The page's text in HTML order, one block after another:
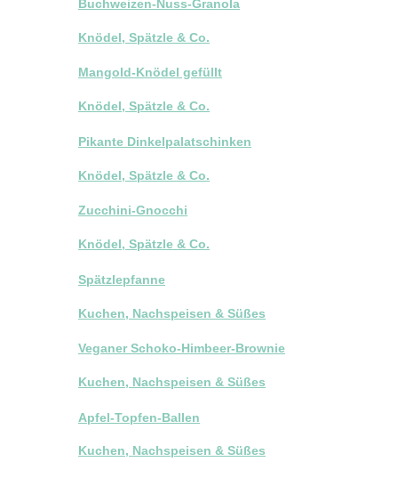
Buchweizen-Nuss-Granola
Knödel, Spätzle & Co.
Mangold-Knödel gefüllt
Knödel, Spätzle & Co.
Pikante Dinkelpalatschinken
Knödel, Spätzle & Co.
Zucchini-Gnocchi
Knödel, Spätzle & Co.
Spätzlepfanne
Kuchen, Nachspeisen & Süßes
Veganer Schoko-Himbeer-Brownie
Kuchen, Nachspeisen & Süßes
Apfel-Topfen-Ballen
Kuchen, Nachspeisen & Süßes